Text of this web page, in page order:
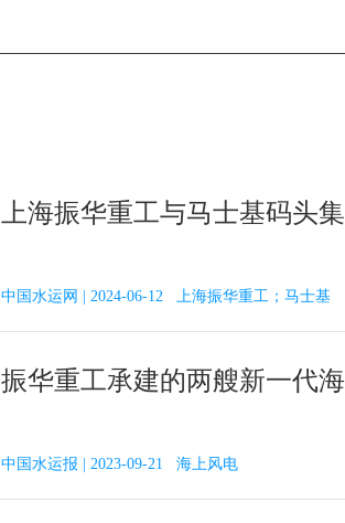
上海振华重工与马士基码头
中国水运网 | 2024-06-12 上海振华重工；马士基
振华重工承建的两艘新一代
中国水运报 | 2023-09-21 海上风电